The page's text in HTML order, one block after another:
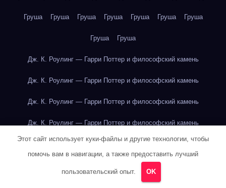
Груша Груша Груша Груша Груша Груша Груша
Груша Груша
Дж. К. Роулинг — Гарри Поттер и философский камень
Дж. К. Роулинг — Гарри Поттер и философский камень
Дж. К. Роулинг — Гарри Поттер и философский камень
Дж. К. Роулинг — Гарри Поттер и философский камень
Дж. К. Роулинг — Гарри Поттер и философский камень
Дж. К. Роулинг — Гарри Поттер и философский камень
Этот сайт использует куки-файлы и другие технологии, чтобы
помочь вам в навигации, а также предоставить лучший
пользовательский опыт. OK